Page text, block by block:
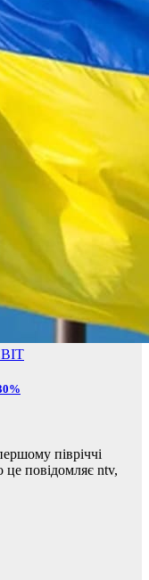
півріччі
повідомляє ntv,